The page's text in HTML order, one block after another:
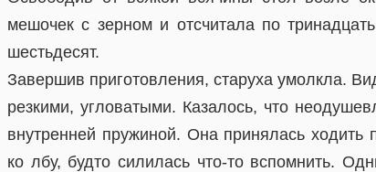
мешочек с зерном и отсчитала по
шестьдесят.
Завершив приготовления, старуха умолкла.
резкими, угловатыми. Казалось, что
внутренней пружиной. Она принялась ходить
ко лбу, будто силилась что-то вспомнить.